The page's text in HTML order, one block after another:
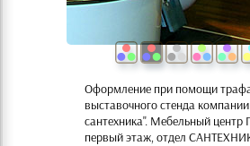
Оформление при помощи
выставочного стенда
сантехника". Мебельный центр
первый этаж, отдел